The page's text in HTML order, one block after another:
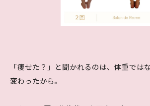
「痩せた？」と聞かれるのは、体重では
変わったから。